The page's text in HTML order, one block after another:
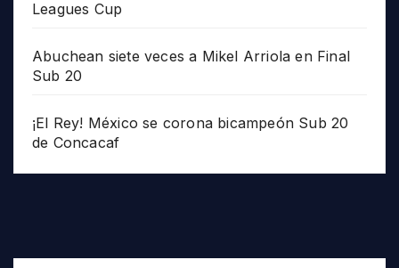
Leagues Cup
Abuchean siete veces a Mikel Arriola en Final
Sub 20
¡El Rey! México se corona bicampeón Sub 20
de Concacaf